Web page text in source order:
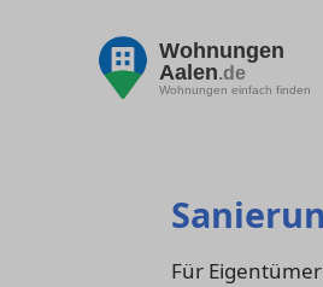
Wohnungen
Aalen.de
Wohnungen einfach finden
Für